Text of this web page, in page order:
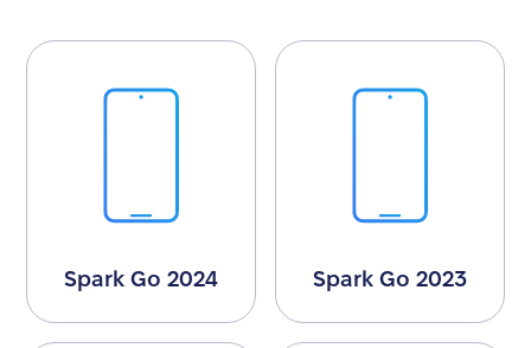
Spark Go 2024 Spark Go 2023